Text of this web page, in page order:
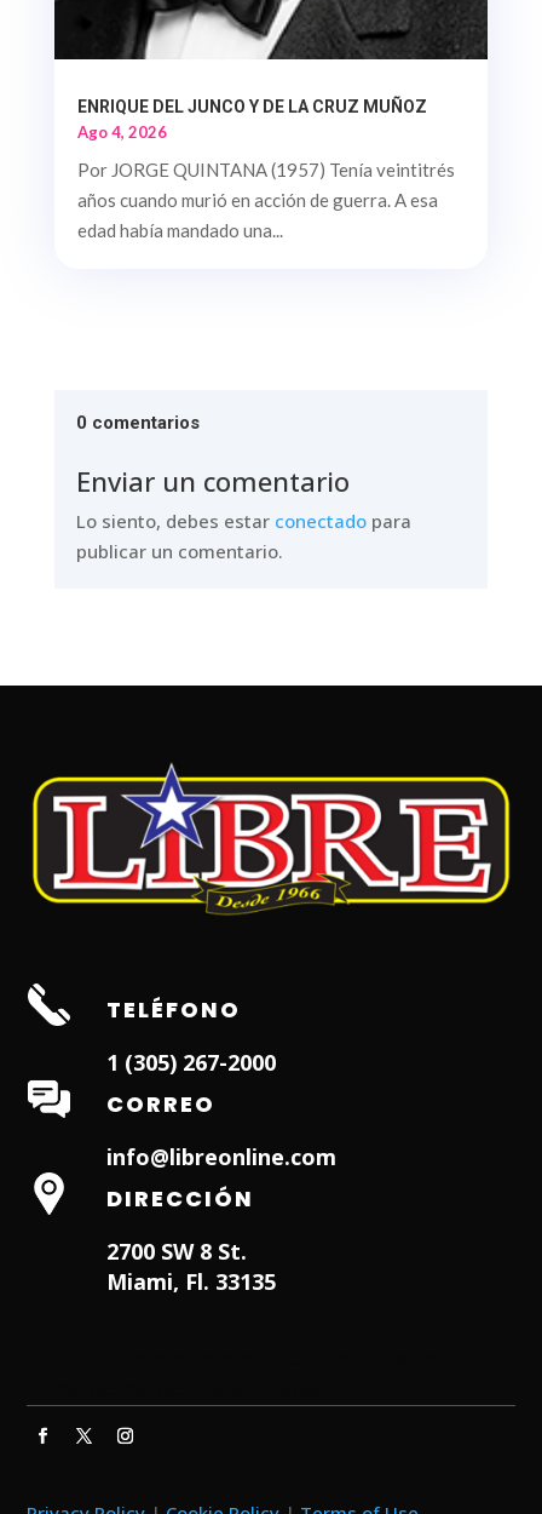
ENRIQUE DEL JUNCO Y DE LA CRUZ MUÑOZ
Ago 4, 2026
Por JORGE QUINTANA (1957) Tenía veintitrés
años cuando murió en acción de guerra. A esa
edad había mandado una...
0 comentarios
Enviar un comentario
Lo siento, debes estar conectadopara
publicar un comentario.
TELÉFONO
1 (305) 267-2000
CORREO
info@libreonline.com
DIRECCIÓN
2700 SW 8 St.
Miami, Fl. 33135